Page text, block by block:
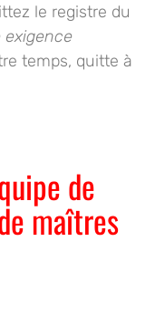
le registre du
exigence
temps, quitte à
de
maîtres